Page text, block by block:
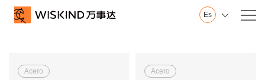
Es 
Base en Shandong
Acero Acero